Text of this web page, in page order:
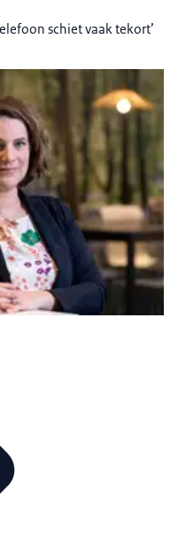
schiet vaak tekort’